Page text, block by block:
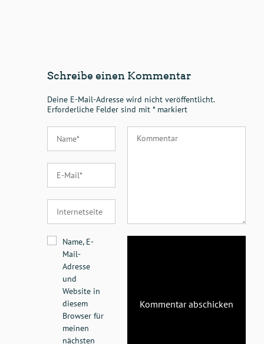
Schreibe einen Kommentar
Deine E-Mail-Adresse wird nicht veröffentlicht.
Erforderliche Felder sind mit *markiert
Name, E-
Mail-
Adresse
und
Website in
diesem
Browser für
meinen
nächsten